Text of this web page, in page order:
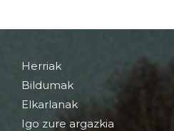
Herriak
Bildumak
Elkarlanak
Igo zure argazkia